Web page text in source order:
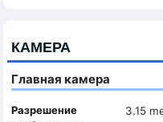
КАМЕРА
Главная камера
Разрешение
3.15